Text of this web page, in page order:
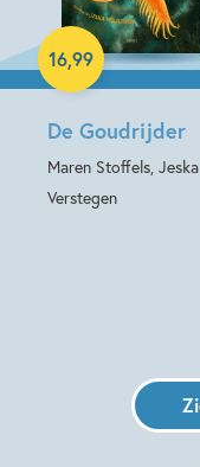
De Goudrijder
Maren Stoffels, Jeska
Verstegen
16,99
Hardcover